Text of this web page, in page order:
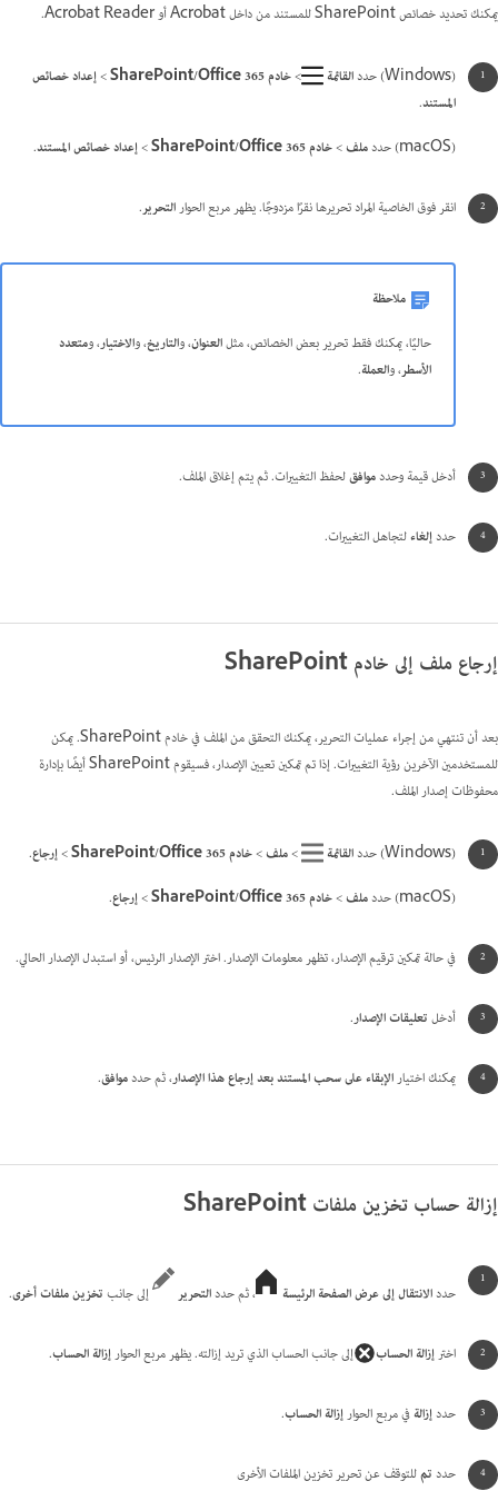
يمكنك تحديد خصائص SharePoint للمستند من داخل Acrobat أو Acrobat Reader.
(Windows) حدد القائمة >خادم SharePoint/Office 365 >إعداد خصائص
المستند.
(macOS) حدد
ملف>خادم SharePoint/Office 365 >إعداد خصائص المستند.
انقر فوق الخاصية المراد تحريرها نقرًا مزدوجًا. يظهر مربع الحوارالتحرير.
ملاحظة
حاليًا، يمكنك فقط تحرير بعض الخصائص، مثلالعنوان، والتاريخ، والاختيار، ومتعدد
الأسطر، والعملة.
أدخل قيمة وحددموافقلحفظ التغييرات. ثم يتم إغلاق الملف.
حددإلغاءلتجاهل التغييرات.
إرجاع ملف إلى خادم SharePoint
بعد أن تنتهي من إجراء عمليات التحرير، يمكنك التحقق من الملف في خادم SharePoint. يمكن
للمستخدمين الآخرين رؤية التغييرات. إذا تم تمكين تعيين الإصدار، فسيقوم SharePoint أيضًا بإدارة
محفوظات إصدار الملف.
(Windows) حدد القائمة >ملف>خادم SharePoint/Office 365 >إرجاع.
(macOS) حدد
ملف>خادم SharePoint/Office 365 >إرجاع.
في حالة تمكين ترقيم الإصدار، تظهر معلومات الإصدار. اختر الإصدار الرئيس، أو استبدل الإصدار الحالي.
أدخلتعليقات الإصدار.
يمكنك اختيارالإبقاء على سحب المستند بعد إرجاع هذا الإصدار، ثم حددموافق.
إزالة حساب تخزين ملفات SharePoint
حددالانتقال إلى عرض الصفحة الرئيسة ، ثم حددالتحرير إلى جانبتخزين ملفات أخرى.
اخترإزالة الحساب إلى جانب الحساب الذي تريد إزالته. يظهر مربع الحوارإزالة الحساب.
حددإزالةفي مربع الحوارإزالة الحساب.
حددتمللتوقف عن تحرير تخزين الملفات الأخرى